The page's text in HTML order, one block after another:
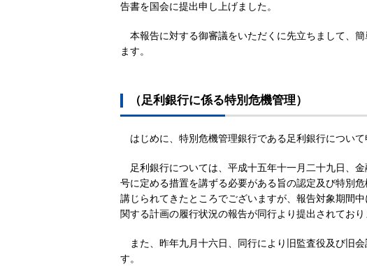
告書を国会に提出申し上げました。
本報告に対する御審議をいただくに先立ちまして、
ます。
（足利銀行に係る特別危機管理）
はじめに、特別危機管理銀行である足利銀行について
足利銀行については、平成十五年十一月二十九日、
号に定める措置を講ずる必要がある旨の認定及び特別
講じられてきたところでございますが、報告対象期間
関する計画の履行状況の報告が同行より提出されており
また、昨年九月十六日、同行により旧監査役及び旧
す。